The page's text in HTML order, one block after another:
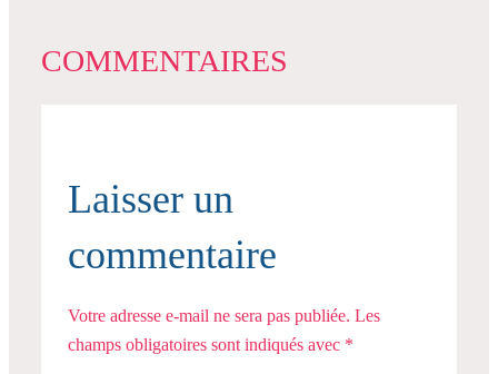
COMMENTAIRES
Laisser un
commentaire
Votre adresse e-mail ne sera pas publiée. Les
champs obligatoires sont indiqués avec *